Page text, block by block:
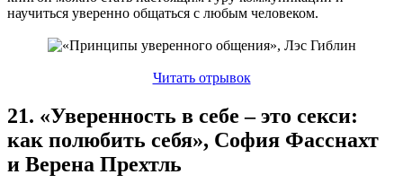
научиться уверенно общаться с любым человеком.
Читать отрывок
21. «Уверенность в себе – это секси:
как полюбить себя», София Фасснахт
и Верена Прехтль